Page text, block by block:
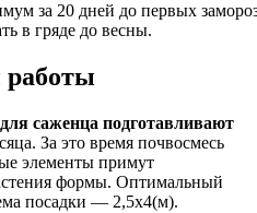
за 20 дней до первых
в гряде до весны.
работы
саженца подготавливают
За это время почвосмесь
элементы примут
формы. Оптимальный
посадки — 2,5х4(м).